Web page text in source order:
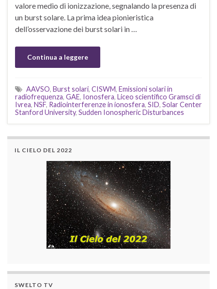
valore medio di ionizzazione, segnalando la presenza di
un burst solare. La prima idea pionieristica
dell’osservazione dei burst solari in …
Continua a leggere
AAVSO, Burst solari, CISWM, Emissioni solari in
radiofrequenza, GAE, Ionosfera, Liceo scientifico Gramsci di
Ivrea, NSF, Radiointerferenze in ionosfera, SID, Solar Center
Stanford University, Sudden Ionospheric Disturbances
IL CIELO DEL 2022
SWELTO TV